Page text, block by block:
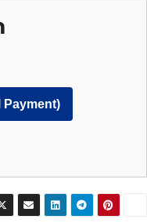
Payment)